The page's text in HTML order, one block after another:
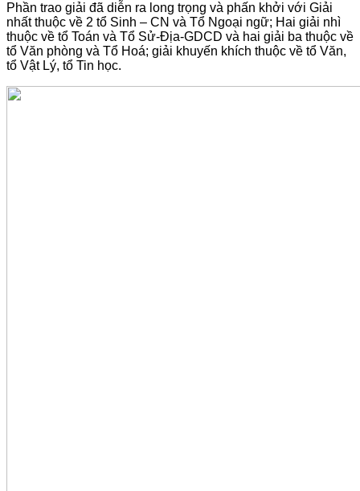
Phần trao giải đã diễn ra long trọng và phấn khởi với Giải
nhất thuộc về 2 tổ Sinh – CN và Tổ Ngoại ngữ; Hai giải nhì
thuộc về tổ Toán và Tổ Sử-Địa-GDCD và hai giải ba thuộc về
tổ Văn phòng và Tổ Hoá; giải khuyến khích thuộc về tổ Văn,
tổ Vật Lý, tổ Tin học.